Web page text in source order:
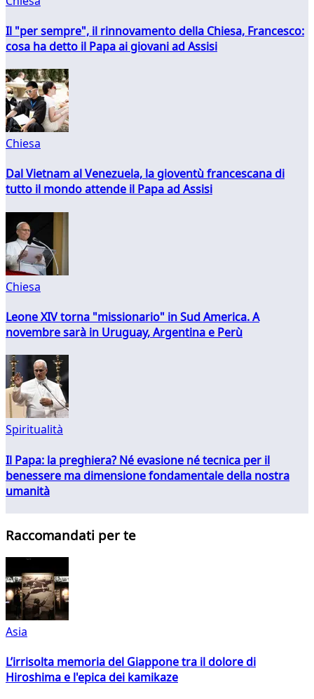
Il "per sempre", il rinnovamento della Chiesa, Francesco:
cosa ha detto il Papa ai giovani ad Assisi
Chiesa
Dal Vietnam al Venezuela, la gioventù francescana di
tutto il mondo attende il Papa ad Assisi
Chiesa
Leone XIV torna "missionario" in Sud America. A
novembre sarà in Uruguay, Argentina e Perù
Spiritualità
Il Papa: la preghiera? Né evasione né tecnica per il
benessere ma dimensione fondamentale della nostra
umanità
Raccomandati per te
Asia
L’irrisolta memoria del Giappone tra il dolore di
Hiroshima e l'epica dei kamikaze